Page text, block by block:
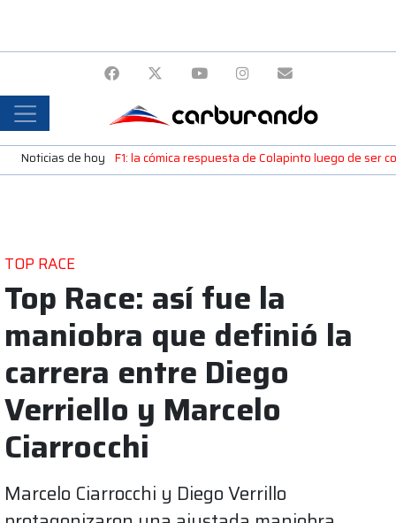
Noticias de hoy F1: la cómica respuesta de Colapinto luego de
TOP RACE
Top Race: así fue la
maniobra que definió la
carrera entre Diego
Verriello y Marcelo
Ciarrocchi
Marcelo Ciarrocchi y Diego Verrillo